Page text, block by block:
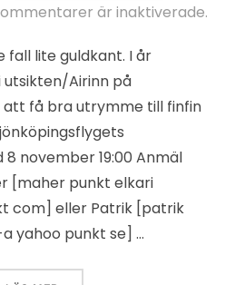
den
är inaktiverade.
fall lite guldkant. I år
Airinn på
få bra utrymme till finfin
november 19:00 Anmäl
[maher punkt elkari
com] eller Patrik [patrik
yahoo punkt se] …